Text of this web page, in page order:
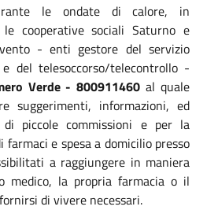
le ondate di calore, in
le cooperative sociali Saturno e
- enti gestore del servizio
del telesoccorso/telecontrollo -
Verde - 800911460al quale
suggerimenti, informazioni, ed
piccole commissioni e per la
e spesa a domicilio presso
a raggiungere in maniera
medico, la propria farmacia o il
di vivere necessari.